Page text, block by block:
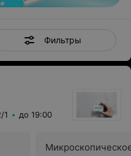
Фильтры
1 до 19:00